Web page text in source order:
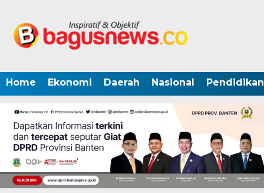
Home Ekonomi Daerah Nasional Pendidikan